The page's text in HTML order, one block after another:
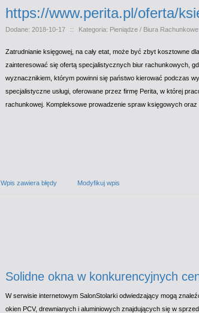
https://www.perita.pl/oferta/
Dodane: 2018-10-17 :: Kategoria: Pieniądze / Biura Rachunkowe
Zatrudnianie księgowej, na cały etat, może być zbyt kosztowne
zainteresować się ofertą specjalistycznych biur rachunkowych,
wyznacznikiem, którym powinni się państwo kierować podczas
specjalistyczne usługi, oferowane przez firmę Perita, w której
rachunkowej. Kompleksowe prowadzenie spraw księgowych
Wpis zawiera błędy Modyfikuj wpis
Solidne okna w konkurencyjnych
W serwisie internetowym SalonStolarki odwiedzający mogą
okien PCV, drewnianych i aluminiowych znajdujących się w